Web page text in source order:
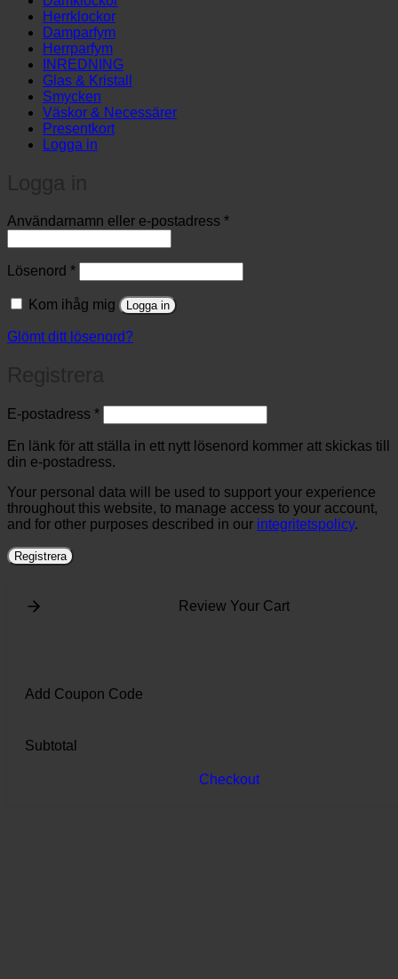
Herrklockor
Damparfym
Herrparfym
INREDNING
Glas & Kristall
Smycken
Väskor & Necessärer
Presentkort
Logga in
Användarnamn eller e-postadress *Obligatoriskt
Lösenord *Obligatoriskt
Kom ihåg mig Logga in
Glömt ditt lösenord?
E-postadress *Obligatoriskt
En länk för att ställa in ett nytt lösenord kommer att skickas till
din e-postadress.
Your personal data will be used to support your experience
throughout this website, to manage access to your account,
and for other purposes described in our integritetspolicy.
Registrera
Review Your Cart
Add Coupon Code
Subtotal
Checkout